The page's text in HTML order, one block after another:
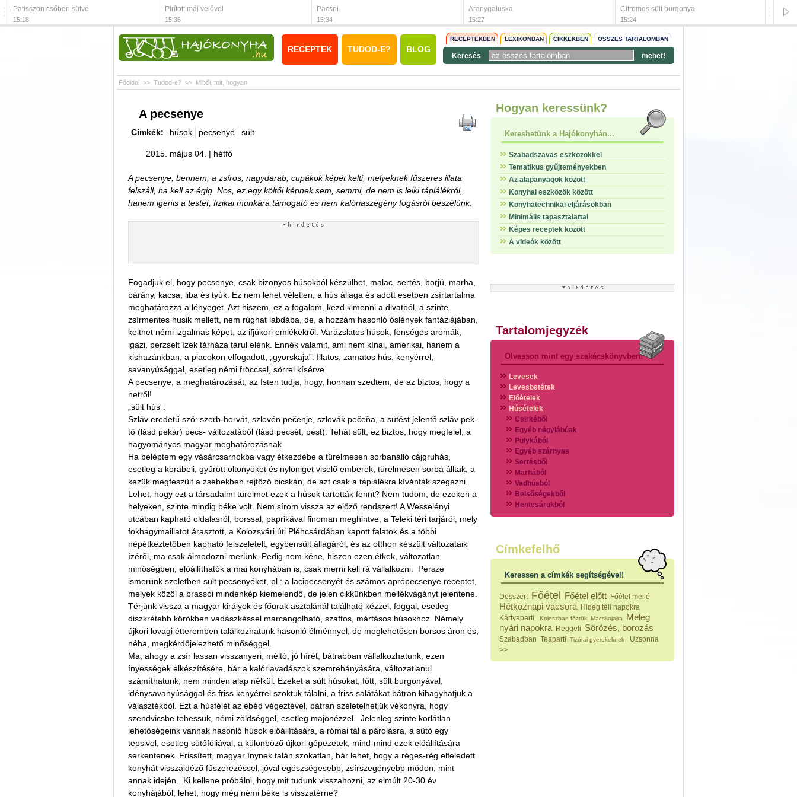
Patisszon csőben sütve
15:18
Pirított máj velővel
15:36
Pacsni
15:34
Aranygaluska
15:27
Citromos sült burgonya
15:24
RECEPTEK TUDOD-E? BLOG
RECEPTEKBEN LEXIKONBAN CIKKEKBEN ÖSSZES TARTALOMBAN
Keresés mehet!
Főoldal >> Tudod-e? >> Miből, mit, hogyan
A pecsenye
Címkék: húsok pecsenye sült
2015. május 04. | hétfő
A pecsenye, bennem, a zsíros, nagydarab, cupákok képét kelti, melyeknek fűszeres illata
felszáll, ha kell az égig. Nos, ez egy költői képnek sem, semmi, de nem is lelki táplálékról,
hanem igenis a testet, fizikai munkára támogató és nem kalóriaszegény fogásról beszélünk.
Fogadjuk el, hogy pecsenye, csak bizonyos húsokból készülhet, malac, sertés, borjú, marha,
bárány, kacsa, liba és tyúk. Ez nem lehet véletlen, a hús állaga és adott esetben zsírtartalma
meghatározza a lényeget. Azt hiszem, ez a fogalom, kezd kimenni a divatból, a szinte
zsírmentes husik mellett, nem rúghat labdába, de, a hozzám hasonló őslények fantáziájában,
kelthet némi izgalmas képet, az ifjúkori emlékekről. Varázslatos húsok, fenséges aromák,
igazi, perzselt ízek tárháza tárul elénk. Ennék valamit, ami nem kínai, amerikai, hanem a
kishazánkban, a piacokon elfogadott, „gyorskaja”. Illatos, zamatos hús, kenyérrel,
savanyúsággal, esetleg némi fröccsel, sörrel kísérve.
A pecsenye, a meghatározását, az Isten tudja, hogy, honnan szedtem, de az biztos, hogy a
netről!
„sült hús”.
Szláv eredetű szó: szerb-horvát, szlovén pečenje, szlovák pečeňa, a sütést jelentő szláv pek-
tő (lásd pekár) pecs- változatából (lásd pecsét, pest). Tehát sült, ez biztos, hogy megfelel, a
hagyományos magyar meghatározásnak.
Ha beléptem egy vásárcsarnokba vagy étkezdébe a türelmesen sorbanálló cájgruhás,
esetleg a korabeli, gyűrött öltönyöket és nyloniget viselő emberek, türelmesen sorba álltak, a
kezük megfeszült a zsebekben rejtőző bicskán, de azt csak a táplálékra kívánták szegezni.
Lehet, hogy ezt a társadalmi türelmet ezek a húsok tartották fennt? Nem tudom, de ezeken a
helyeken, szinte mindig béke volt. Nem sírom vissza az előző rendszert! A Wesselényi
utcában kapható oldalasról, borssal, paprikával finoman meghintve, a Teleki téri tarjáról, mely
fokhagymaillatot árasztott, a Kolozsvári úti Pléhcsárdában kapott falatok és a többi
népétkeztetőben kapható felszeletelt, egybensült állagáról, és az otthon készült változataik
ízéről, ma csak álmodozni merünk. Pedig nem kéne, hiszen ezen étkek, változatlan
minőségben, előállíthatók a mai konyhában is, csak merni kell rá vállalkozni. Persze
ismerünk szeletben sült pecsenyéket, pl.: a lacipecsenyét és számos aprópecsenye receptet,
melyek közöl a brassói mindenkép kiemelendő, de jelen cikkünkben mellékvágányt jelentene.
Térjünk vissza a magyar királyok és főurak asztalánál található kézzel, foggal, esetleg
diszkrétebb körökben vadászkéssel marcangolható, szaftos, mártásos húsokhoz. Némely
újkori lovagi étteremben találkozhatunk hasonló élménnyel, de meglehetősen borsos áron és,
néha, megkérdőjelezhető minőséggel.
Ma, ahogy a zsír lassan visszanyeri, méltó, jó hírét, bátrabban vállalkozhatunk, ezen
ínyességek elkészítésére, bár a kalóriavadászok szemrehányására, változatlanul
számíthatunk, nem minden alap nélkül. Ezeket a sült húsokat, főtt, sült burgonyával,
idénysavanyúsággal és friss kenyérrel szoktuk tálalni, a friss salátákat bátran kihagyhatjuk a
választékból. Ezt a húsfélét az ebéd végeztével, bátran szeletelhetjük vékonyra, hogy
szendvicsbe tehessük, némi zöldséggel, esetleg majonézzel. Jelenleg szinte korlátlan
lehetőségeink vannak hasonló húsok előállítására, a római tál a párolásra, a sütő egy
tepsivel, esetleg sütőfóliával, a különböző újkori gépezetek, mind-mind ezek előállítására
serkentenek. Frissített, magyar ínynek talán szokatlan, bár lehet, hogy a réges-rég elfeledett
konyhát visszaidéző fűszerezéssel, jóval egészségesebb, zsírszegényebb módon, mint
annak idején. Ki kellene próbálni, hogy mit tudunk visszahozni, az elmúlt 20-30 év
konyhájából, lehet, hogy még némi béke is visszatérne?
Hogyan keressünk?
Kereshetünk a Hajókonyhán...
Szabadszavas eszközökkel
Tematikus gyűjteményekben
Az alapanyagok között
Konyhai eszközök között
Konyhatechnikai eljárásokban
Minimális tapasztalattal
Képes receptek között
A videók között
Tartalomjegyzék
Olvasson mint egy szakácskönyvben!
Levesek
Levesbetétek
Előételek
Húsételek
Csirkéből
Egyéb négylábúak
Pulykából
Egyéb szárnyas
Sertésből
Marhából
Vadhúsból
Belsőségekből
Hentesárukból
Vadszárnyasokból
Halak
Hidegvérűek
Klasszikus főzelékek
Hústalan feltétek
Zöldséges ételek
Saláták
Hidegkonyhai készítmények
Főtt tészták
Zsiradékban sült tészták
Címkefelhő
Keressen a címkék segítségével!
Desszert Főétel Főétel előtt Főétel mellé
Hétköznapi vacsora Hideg téli napokra
Kártyaparti
Koleszban főztük Macskajajra
Meleg
nyári napokra Reggeli Sörözés, borozás
Szabadban Teaparti Tizórai gyerekeknek
Uzsonna
>>